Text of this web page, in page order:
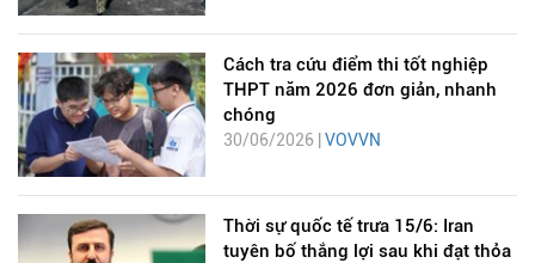
Cách tra cứu điểm thi tốt nghiệp
THPT năm 2026 đơn giản, nhanh
chóng
30/06/2026 |VOVVN
Thời sự quốc tế trưa 15/6: Iran
tuyên bố thắng lợi sau khi đạt thỏa